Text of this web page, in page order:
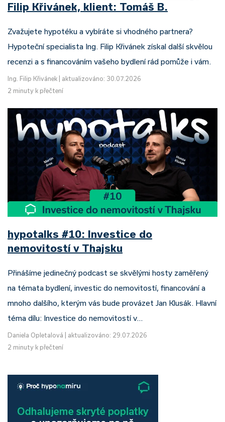
Filip Křivánek, klient: Tomáš B.
Zvažujete hypotéku a vybíráte si vhodného partnera?
Hypoteční specialista Ing. Filip Křivánek získal další skvělou
recenzi a s financováním vašeho bydlení rád pomůže i vám.
Ing. Filip Křivánek
aktualizováno: 30.07.2026
2 minuty k přečtení
hypotalks #10: Investice do
nemovitostí v Thajsku
Přinášíme jedinečný podcast se skvělými hosty zaměřený
na témata bydlení, investic do nemovitostí, financování a
mnoho dalšího, kterým vás bude provázet Jan Klusák. Hlavní
téma dílu: Investice do nemovitostí v…
Daniela Opletalová
aktualizováno: 29.07.2026
2 minuty k přečtení